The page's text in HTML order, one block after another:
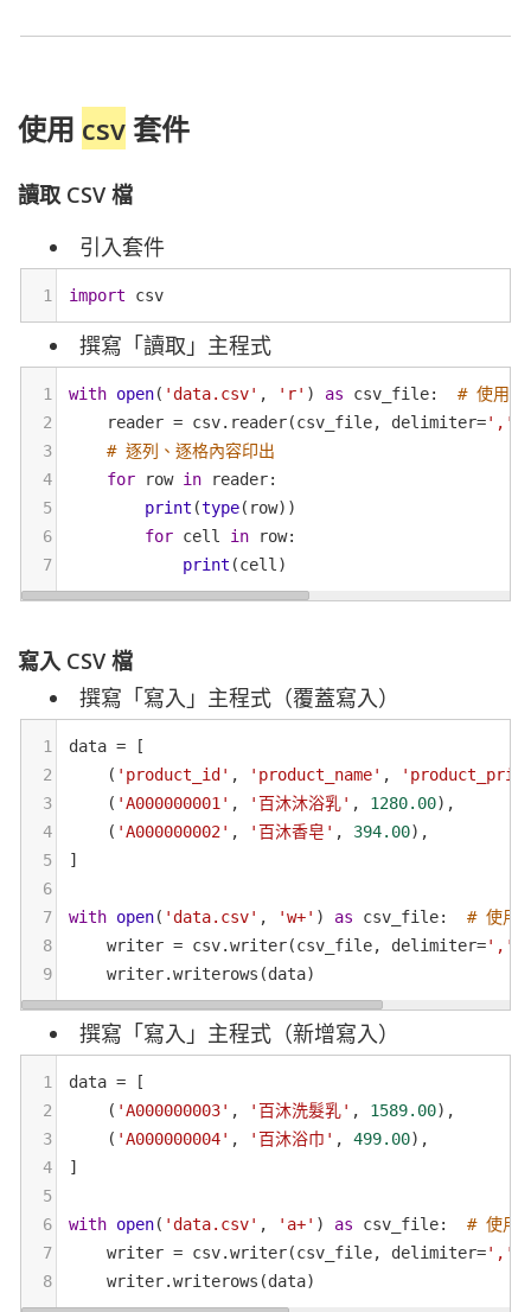
使用 csv套件
讀取 CSV 檔
引入套件
1 import csv
撰寫「讀取」主程式
1 with open( 'data.csv' , 'r' ) as csv_file: # 使用
2
reader = csv. reader(csv_file, delimiter=','
3
# 逐列、逐格內容印出
4
for row in reader:
5
print (type( row))
6
for cell in row:
7
print (cell)
寫入 CSV 檔
撰寫「寫入」主程式（覆蓋寫入）
1 data = [
2
    (
'product_id' , 'product_name' ,
3
    (
'A000000001' , '百沐沐浴乳' , 1280.00),
4
    (
'A000000002' , '百沐香皂' , 394.00),
5
]
6
7
with open( 'data.csv' , 'w+' ) as csv_file: # 使用
8
writer = csv.writer(csv_file, delimiter=','
9
writer.writerows (data)
撰寫「寫入」主程式（新增寫入）
1 data = [
2
    (
'A000000003' , '百沐洗髮乳' , 1589.00),
3
    (
'A000000004' , '百沐浴巾' , 499.00),
4
]
5
6
with open( 'data.csv' , 'a+' ) as csv_file: # 使用
7
writer = csv.writer(csv_file, delimiter=','
8
writer.writerows (data)